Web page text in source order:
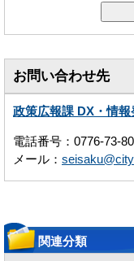
お問い合わせ先
政策広報課 DX・情
電話番号：0776-73-
メール：
関連分類